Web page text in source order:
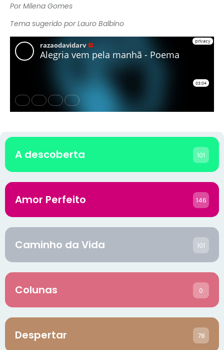
Por Milena Gomes
Tema sugerido por Lauro Balbino
A descoberta 101
Amor Perfeito 146
Caminho da Vida 101
Colunas 0
Despertar 78